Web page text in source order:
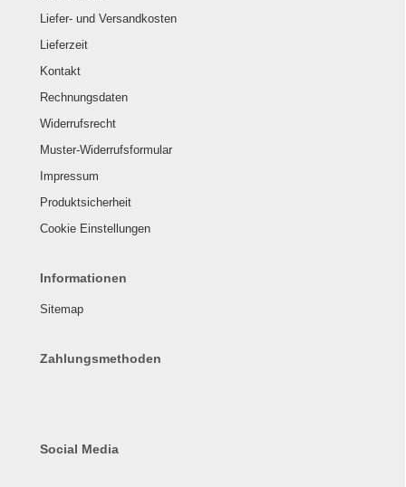
Liefer- und Versandkosten
Lieferzeit
Kontakt
Rechnungsdaten
Widerrufsrecht
Muster-Widerrufsformular
Impressum
Produktsicherheit
Cookie Einstellungen
Informationen
Sitemap
Zahlungsmethoden
Social Media